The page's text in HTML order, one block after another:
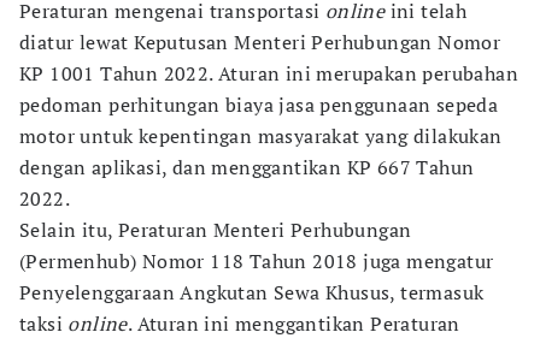
Peraturan mengenai transportasi onlineini telah
diatur lewat Keputusan Menteri Perhubungan Nomor
KP 1001 Tahun 2022. Aturan ini merupakan perubahan
pedoman perhitungan biaya jasa penggunaan sepeda
motor untuk kepentingan masyarakat yang dilakukan
dengan aplikasi, dan menggantikan KP 667 Tahun
2022.
Selain itu, Peraturan Menteri Perhubungan
(Permenhub) Nomor 118 Tahun 2018 juga mengatur
Penyelenggaraan Angkutan Sewa Khusus, termasuk
taksi online. Aturan ini menggantikan Peraturan